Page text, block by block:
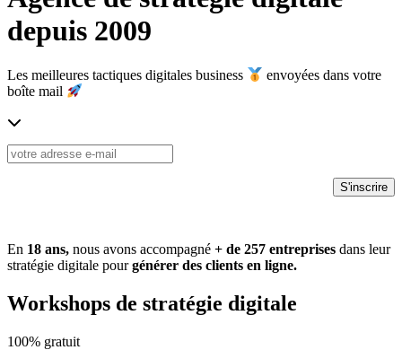
depuis 2009
Les meilleures tactiques digitales business
envoyées dans votre
boîte mail
En 18 ans, nous avons accompagné + de 257 entreprises dans leur
stratégie digitale pourgénérer des clients en ligne.
Workshops de stratégie digitale
100% gratuit